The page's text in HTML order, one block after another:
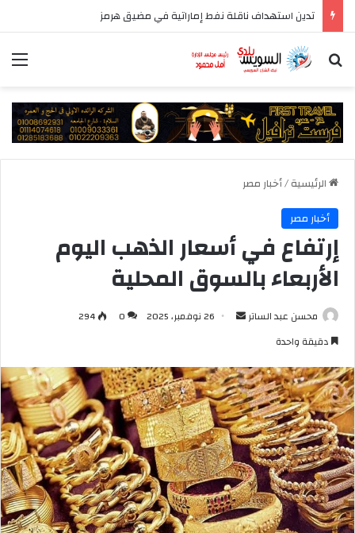
تدين استهداف ناقلة نفط إماراتية في مضيق هرمز
بحث عن
الرئيسية/أخبار مصر
أخبار مصر
إرتفاع في أسعار الذهب اليوم
الأربعاء بالسوق المحلية
محسن عبد الساتر
أرسل 26 نوفمبر، 2025 0
294
دقيقة واحدة